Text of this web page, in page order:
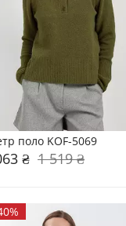
поло KOF-5069
₴ 1 519 ₴